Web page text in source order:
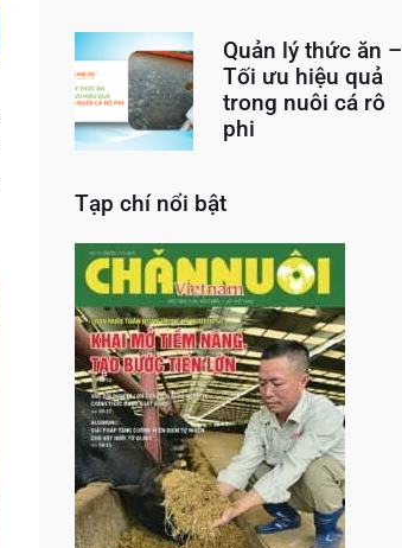
Quản lý thức ăn –
Tối ưu hiệu quả
trong nuôi cá rô
phi
Tạp chí nổi bật